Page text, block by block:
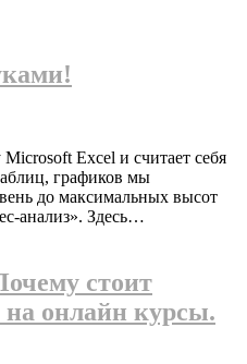
Excel и считает себя
графиков мы
до максимальных высот
анализ». Здесь…
стоит
онлайн курсы.